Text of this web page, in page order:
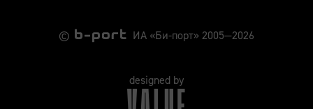
© ИА «Би-порт» 2005—2026
designed by